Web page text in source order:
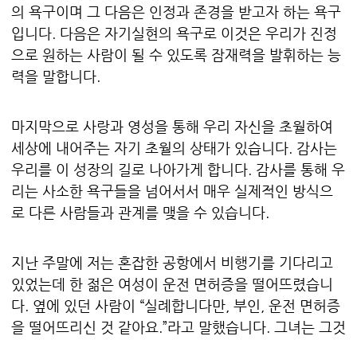
의 욕구이며 그 다음은 인정과 존경을 받고자 하는 욕구
입니다. 다음은 자기실현의 욕구로 이것은 우리가 진정
으로 원하는 사람이 될 수 있도록 잠재력을 발휘하는 능
력을 말합니다.
마지막으로 사랑과 영성을 통해 우리 자신을 초월하여
세상에 내어주는 자기 초월의 상태가 있습니다. 감사는
우리를 이 성장의 길로 나아가게 합니다. 감사를 통해 우
리는 사소한 욕구들을 넘어서서 매우 실제적인 방식으
로 다른 사람들과 관계를 맺을 수 있습니다.
지난 주말에 저는 혼잡한 공항에서 비행기를 기다리고
있었는데 한 젊은 여성이 운전 면허증을 떨어뜨렸습니
다. 옆에 있던 사람이 “실례합니다만, 부인, 운전 면허증
을 떨어뜨리신 것 같아요.”라고 말했습니다. 그녀는 그것